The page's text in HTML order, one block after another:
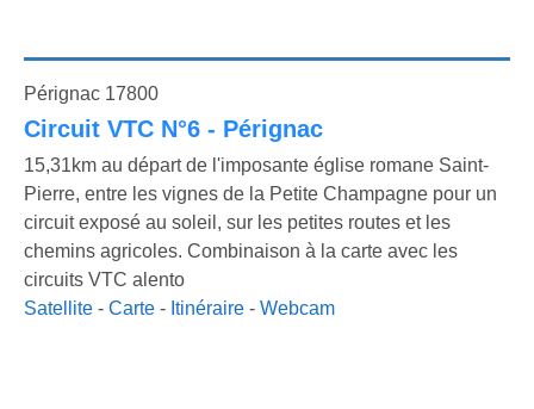
Pérignac 17800
Circuit VTC N°6 - Pérignac
15,31km au départ de l'imposante église romane Saint-
Pierre, entre les vignes de la Petite Champagne pour un
circuit exposé au soleil, sur les petites routes et les
chemins agricoles. Combinaison à la carte avec les
circuits VTC alento
Satellite - Carte - Itinéraire - Webcam